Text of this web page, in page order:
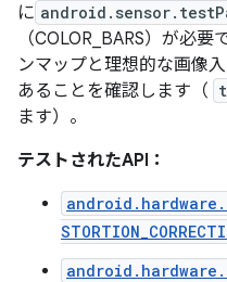
に
（COLOR_BARS）が必
ンマップと理想的な画像
あることを確認します（
ます）。
テストされたAPI：